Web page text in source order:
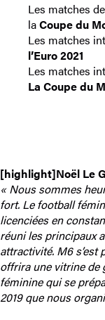
Les matches
laCoupe du
Les matches
l’Euro 2021
Les matches
La Coupe du
[highlight]Noël Le
« Nous sommes
fort. Le football
licenciées en
réuni les principaux
attractivité. M6
offrira une vitrine de
féminine qui se
2019 que nous